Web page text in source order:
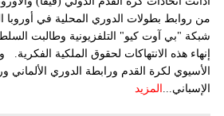
من روابط بطولات الدوري المحلية في أوروبا
شبكة "بي آوت كيو" التلفزيونية وطالبت
إنهاء هذه الانتهاكات لحقوق الملكية الفكرية.
الأسيوي لكرة القدم ورابطة الدوري الألماني
الإسباني... المزيد